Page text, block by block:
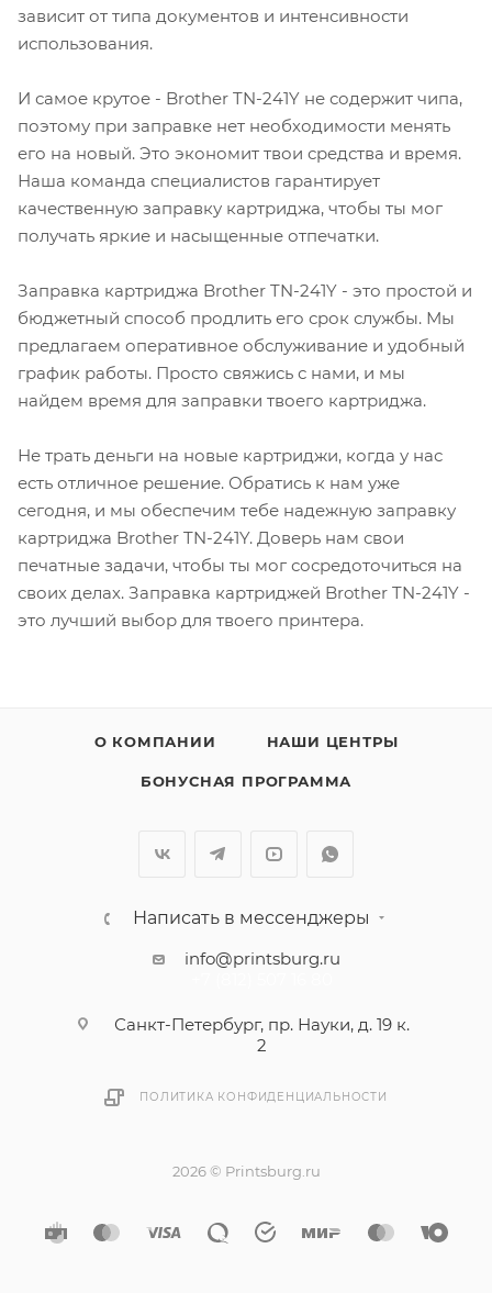
зависит от типа документов и интенсивности
использования.
И самое крутое - Brother TN-241Y не содержит чипа,
поэтому при заправке нет необходимости менять
его на новый. Это экономит твои средства и время.
Наша команда специалистов гарантирует
качественную заправку картриджа, чтобы ты мог
получать яркие и насыщенные отпечатки.
Заправка картриджа Brother TN-241Y - это простой и
бюджетный способ продлить его срок службы. Мы
предлагаем оперативное обслуживание и удобный
график работы. Просто свяжись с нами, и мы
найдем время для заправки твоего картриджа.
Не трать деньги на новые картриджи, когда у нас
есть отличное решение. Обратись к нам уже
сегодня, и мы обеспечим тебе надежную заправку
картриджа Brother TN-241Y. Доверь нам свои
печатные задачи, чтобы ты мог сосредоточиться на
своих делах. Заправка картриджей Brother TN-241Y -
это лучший выбор для твоего принтера.
О КОМПАНИИ НАШИ ЦЕНТРЫ
БОНУСНАЯ ПРОГРАММА
Написать в мессенджеры
info@printsburg.ru
Санкт-Петербург, пр. Науки, д. 19 к.
2
ПОЛИТИКА КОНФИДЕНЦИАЛЬНОСТИ
2026 © Printsburg.ru